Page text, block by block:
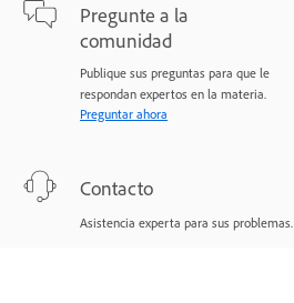
Pregunte a la
comunidad
Publique sus preguntas para que le
respondan expertos en la materia.
Preguntar ahora
Contacto
Asistencia experta para sus problemas.